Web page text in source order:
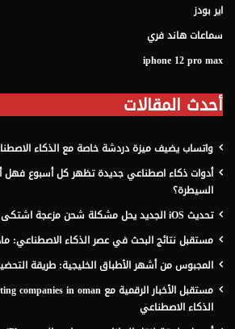
اير بودز
سماعات هاند فري
iphone 12 pro max
أحدث المقالات
واتساب يضيف ميزة دردشة خاصة مع الذكاء
أدوات ذكاء اصطناعي جديدة تظهر كل أسبوع فهل
السيطرة؟
تحديث iOS الجديد يحل مشكلة شحن مزعجة اشتكى منها مستخدمو آيفون
مستقبل نتائج البحث في عصر الذكاء الاصطناعي:
المجبوس من أشهر الأطباق الخليجية: طريقة
الذكاء الاصطناعي